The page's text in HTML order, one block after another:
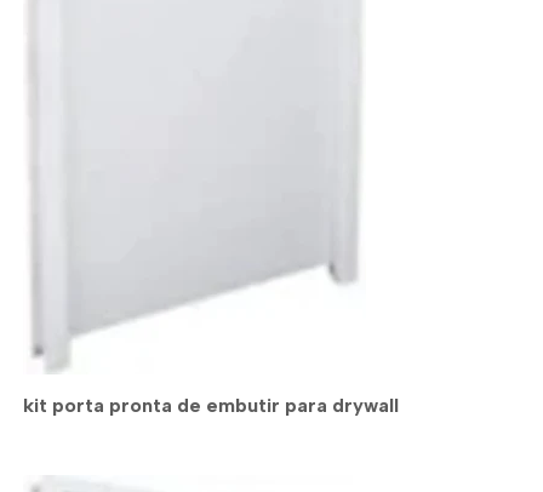
kit porta pronta de embutir para drywall